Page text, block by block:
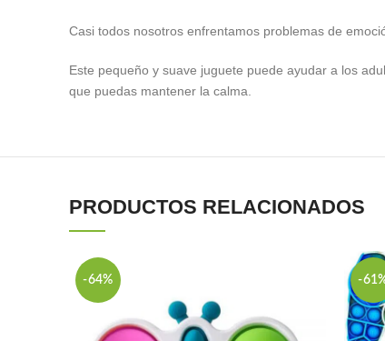
Casi todos nosotros enfrentamos problemas de
Este pequeño y suave juguete puede ayudar a los
que puedas mantener la calma.
PRODUCTOS RELACIONADOS
-64% -